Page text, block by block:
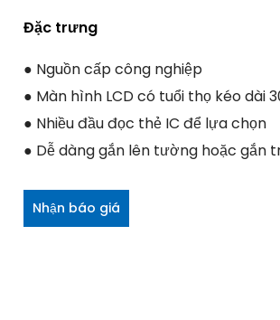
Đặc trưng
● Nguồn cấp công nghiệp
● Màn hình LCD có tuổi thọ kéo dài
● Nhiều đầu đọc thẻ IC để lựa chọn
● Dễ dàng gắn lên tường hoặc gắn
Nhận báo giá